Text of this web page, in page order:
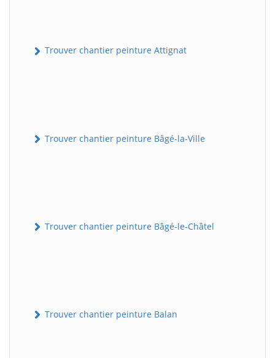
Trouver chantier peinture Attignat
Trouver chantier peinture Bâgé-la-Ville
Trouver chantier peinture Bâgé-le-Châtel
Trouver chantier peinture Balan